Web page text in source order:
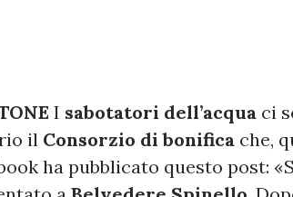
I sabotatori dell’acqua ci
il Consorzio di bonifica che,
ha pubblicato questo post: